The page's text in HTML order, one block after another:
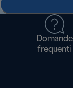
Domande
frequenti